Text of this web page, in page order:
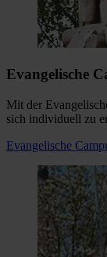
Evangelische
Mit der
sich individuell zu
Evangelische